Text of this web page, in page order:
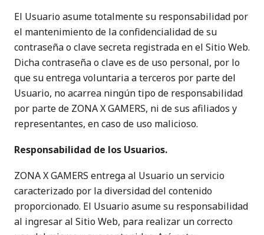
El Usuario asume totalmente su responsabilidad por
el mantenimiento de la confidencialidad de su
contraseña o clave secreta registrada en el Sitio Web.
Dicha contraseña o clave es de uso personal, por lo
que su entrega voluntaria a terceros por parte del
Usuario, no acarrea ningún tipo de responsabilidad
por parte de ZONA X GAMERS, ni de sus afiliados y
representantes, en caso de uso malicioso.
Responsabilidad de los Usuarios.
ZONA X GAMERS entrega al Usuario un servicio
caracterizado por la diversidad del contenido
proporcionado. El Usuario asume su responsabilidad
al ingresar al Sitio Web, para realizar un correcto